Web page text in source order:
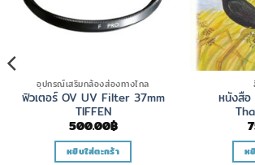
อุปกรณ์เสริมกล้องส่องทางไกล
ฟิวเตอร์ OV UV Filter 37mm
TIFFEN
500.00฿
หยิบใส่ตะกร้า
หนังสื
ห